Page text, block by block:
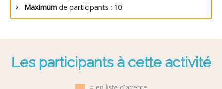
Maximum de participants : 10
Les participants à cette activité